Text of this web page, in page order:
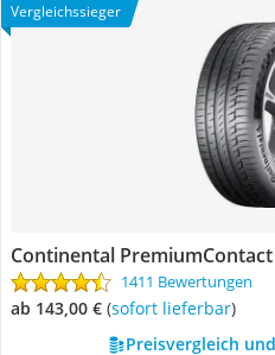
Vergleichssieger
Continental PremiumContact
1411 Bewertungen
ab 143,00 € ( Sofort lieferbar)
Preisvergleich